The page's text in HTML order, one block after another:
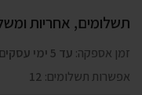
תשלומים, אחריות
זמן אספקה: עד 5 ימי עסקים
אפשרות תשלומים: 12